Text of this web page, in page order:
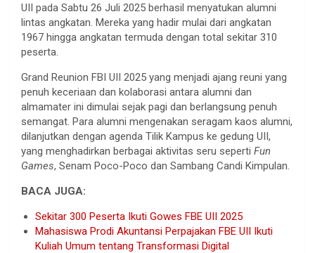
UII pada Sabtu 26 Juli 2025 berhasil menyatukan alumni
lintas angkatan. Mereka yang hadir mulai dari angkatan
1967 hingga angkatan termuda dengan total sekitar 310
peserta.
Grand Reunion FBI UII 2025 yang menjadi ajang reuni yang
penuh keceriaan dan kolaborasi antara alumni dan
almamater ini dimulai sejak pagi dan berlangsung penuh
semangat. Para alumni mengenakan seragam kaos alumni,
dilanjutkan dengan agenda Tilik Kampus ke gedung UII,
yang menghadirkan berbagai aktivitas seru seperti Fun
Games, Senam Poco-Poco dan Sambang Candi Kimpulan.
BACA JUGA:
Sekitar 300 Peserta Ikuti Gowes FBE UII 2025
Mahasiswa Prodi Akuntansi Perpajakan FBE UII Ikuti
Kuliah Umum tentang Transformasi Digital